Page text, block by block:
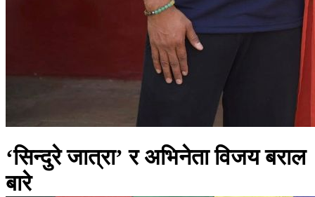
‘सिन्दुरे जात्रा’ र अभिनेता विजय बराल
बारे